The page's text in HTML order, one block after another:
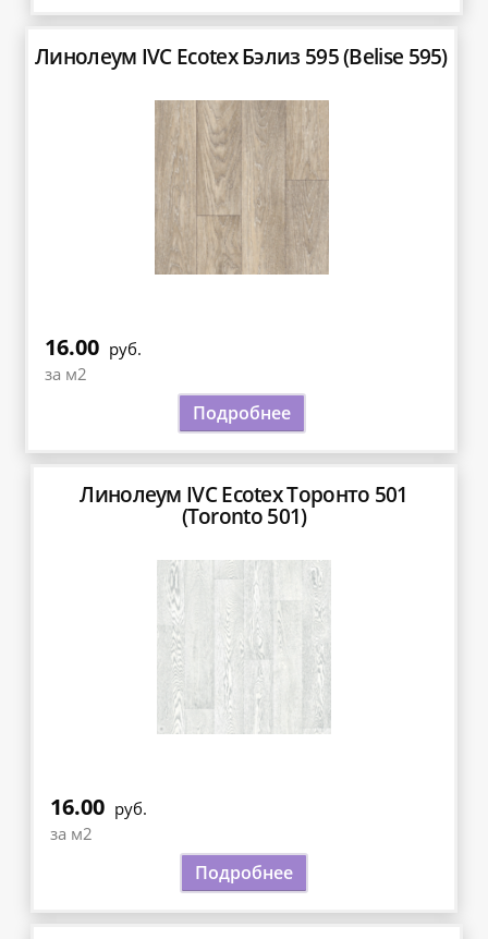
Линолеум IVC Ecotex Бэлиз 595 (Belise 595)
16.00 руб.
за м2
Подробнее
Линолеум IVC Ecotex Торонто 501
(Toronto 501)
16.00 руб.
за м2
Подробнее